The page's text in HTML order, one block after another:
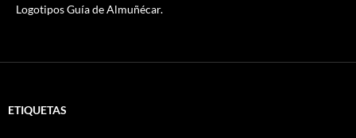
Logotipos Guía de Almuñécar.
ETIQUETAS